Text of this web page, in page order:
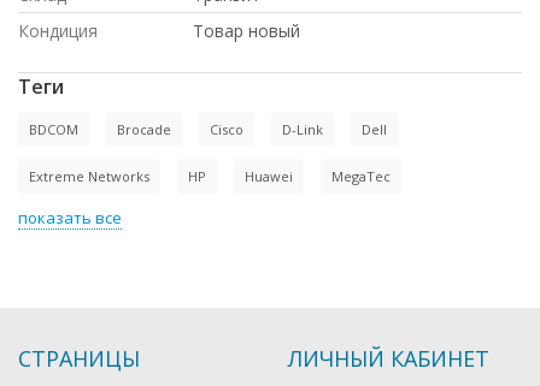
Кондиция
Товар новый
Теги
BDCOM Brocade Cisco D-Link Dell
Extreme Networks HP Huawei MegaTec
показать все
СТРАНИЦЫ ЛИЧНЫЙ КАБИНЕТ